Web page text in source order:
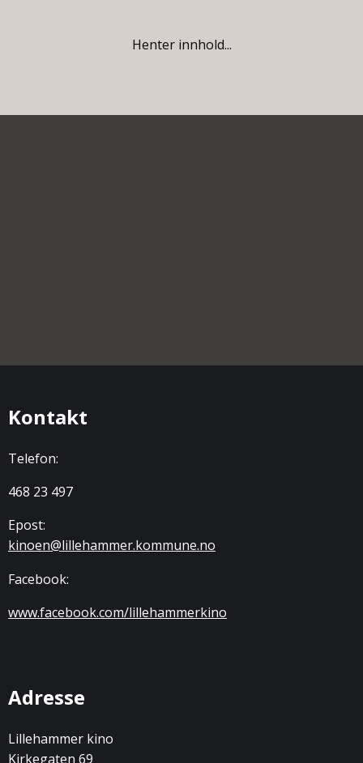
Henter innhold...
Kontakt
Telefon:
468 23 497
Epost:
kinoen@lillehammer.kommune.no
Facebook:
www.facebook.com/lillehammerkino
Adresse
Lillehammer kino
Kirkegaten 69